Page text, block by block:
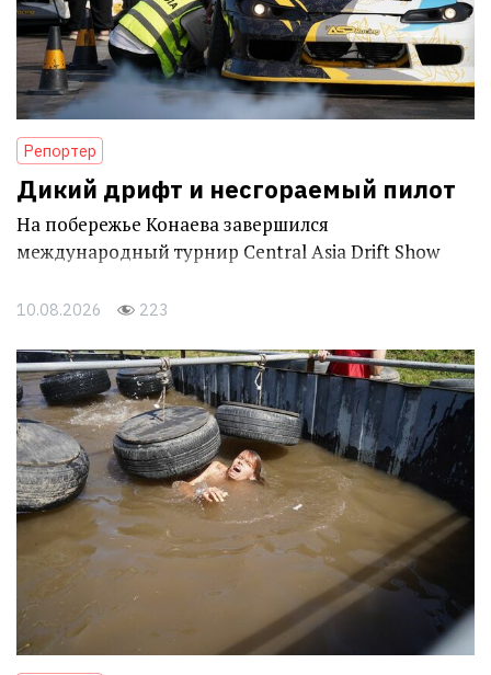
Репортер
Дикий дрифт и несгораемый пилот
На побережье Конаева завершился
международный турнир Central Asia Drift Show
10.08.2026 223